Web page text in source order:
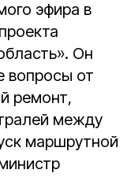
эфира в
Он
вопросы от
ремонт,
между
маршрутной